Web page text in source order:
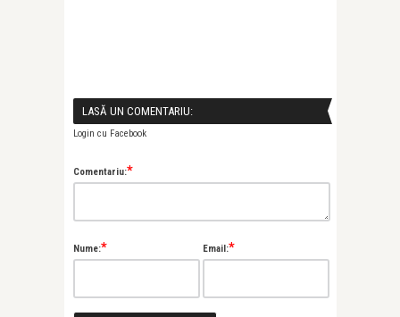
LASĂ UN COMENTARIU:
Login cu Facebook
Comentariu:*
Nume:* Email:*